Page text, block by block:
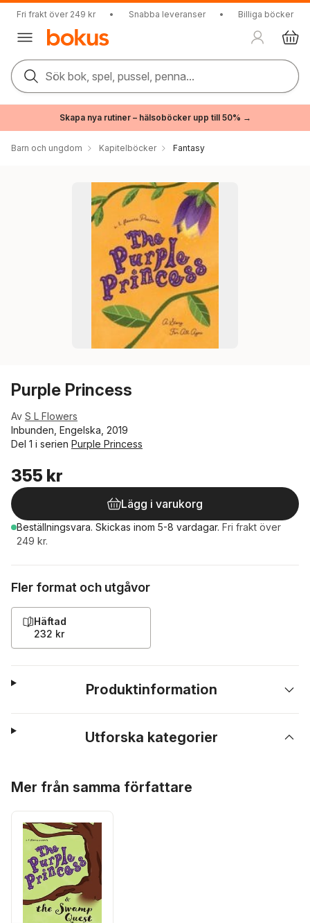
Fri frakt över 249 kr • Snabba leveranser • Billiga böcker
Sök bok, spel, pussel, penna...
Skapa nya rutiner – hälsoböcker upp till 50% →
Barn och ungdom Kapitelböcker Fantasy
Purple Princess
Av S L Flowers
Inbunden, Engelska, 2019
Del 1 i serien Purple Princess
355 kr
Lägg i varukorg
Beställningsvara. Skickas inom 5-8 vardagar. Fri frakt över
249 kr.
Fler format och utgåvor
Häftad
232 kr
Produktinformation
Utforska kategorier
Mer från samma författare